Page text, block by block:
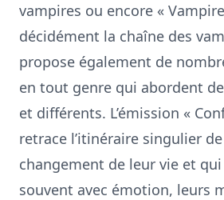
vampires ou encore «
décidément la chaîne des
propose également de
en tout genre qui abordent
et différents. L’émission «
retrace l’itinéraire singulier
changement de leur vie et
souvent avec émotion, leurs